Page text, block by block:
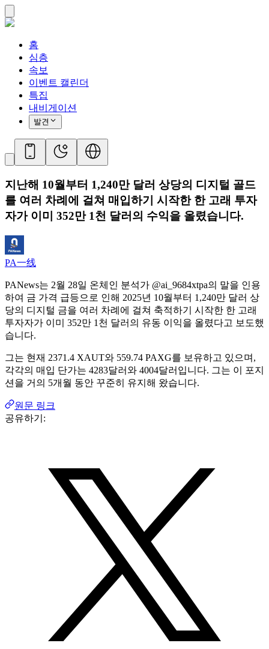
홈
심층
속보
이벤트 캘린더
특집
내비게이션
발견
지난해 10월부터 1,240만 달러 상당의 디지털 골드
를 여러 차례에 걸쳐 매입하기 시작한 한 고래 투자
자가 이미 352만 1천 달러의 수익을 올렸습니다.
PA一线
PANews는 2월 28일 온체인 분석가 @ai_9684xtpa의 말을 인용
하여 금 가격 급등으로 인해 2025년 10월부터 1,240만 달러 상
당의 디지털 금을 여러 차례에 걸쳐 축적하기 시작한 한 고래
투자자가 이미 352만 1천 달러의 유동 이익을 올렸다고 보도했
습니다.
그는 현재 2371.4 XAUT와 559.74 PAXG를 보유하고 있으며,
각각의 매입 단가는 4283달러와 4004달러입니다. 그는 이 포지
션을 거의 5개월 동안 꾸준히 유지해 왔습니다.
원문 링크
공유하기: